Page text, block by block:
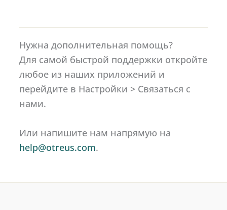
Нужна дополнительная помощь?
Для самой быстрой поддержки откройте
любое из наших приложений и
перейдите в Настройки > Связаться с
нами.
Или напишите нам напрямую на
help@otreus.com.